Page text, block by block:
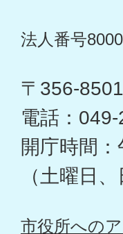
法人番号
〒356-
電話：
開庁時間
（土曜日
市役所への